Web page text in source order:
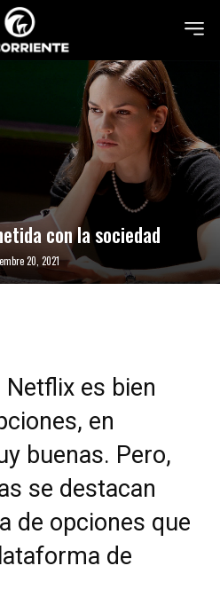
con la sociedad
20, 2021
Netflix es bien
en
buenas. Pero,
se destacan
de opciones que
de